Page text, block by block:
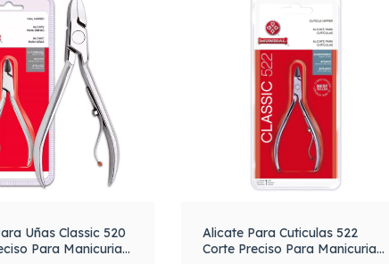
Uñas Classic 520
Para Manicuria
Alicate Para Cuticulas 522
Corte Preciso Para Manicuria